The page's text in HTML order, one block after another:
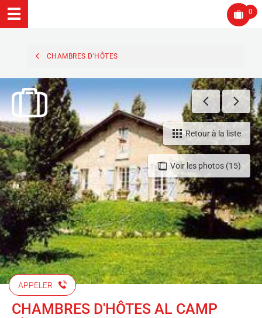
0
CHAMBRES D'HÔTES
Voir les photos (15)
Retour à la liste
APPELER
CHAMBRES D'HÔTES AL CAMP